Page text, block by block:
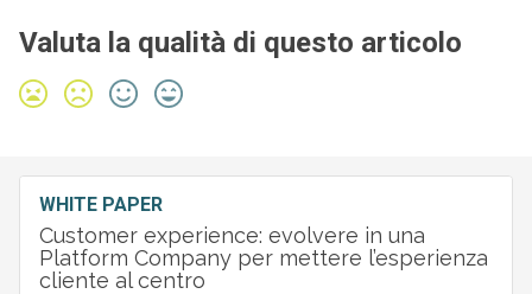
Valuta la qualità di questo articolo
WHITE PAPER
Customer experience: evolvere in una
Platform Company per mettere l’esperienza
cliente al centro